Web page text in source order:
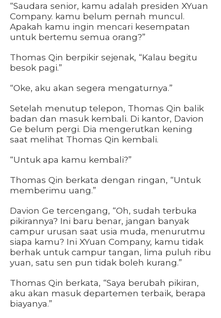
“Saudara senior, kamu adalah presiden XYuan
Company. kamu belum pernah muncul.
Apakah kamu ingin mencari kesempatan
untuk bertemu semua orang?”
Thomas Qin berpikir sejenak, “Kalau begitu
besok pagi.”
“Oke, aku akan segera mengaturnya.”
Setelah menutup telepon, Thomas Qin balik
badan dan masuk kembali. Di kantor, Davion
Ge belum pergi. Dia mengerutkan kening
saat melihat Thomas Qin kembali.
“Untuk apa kamu kembali?”
Thomas Qin berkata dengan ringan, “Untuk
memberimu uang.”
Davion Ge tercengang, “Oh, sudah terbuka
pikirannya? Ini baru benar, jangan banyak
campur urusan saat usia muda, menurutmu
siapa kamu? Ini XYuan Company, kamu tidak
berhak untuk campur tangan, lima puluh ribu
yuan, satu sen pun tidak boleh kurang.”
Thomas Qin berkata, “Saya berubah pikiran,
aku akan masuk departemen terbaik, berapa
biayanya.”